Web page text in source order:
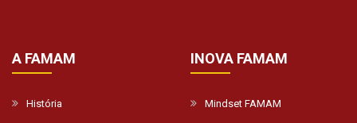
A FAMAM
História
INOVA FAMAM
Mindset FAMAM